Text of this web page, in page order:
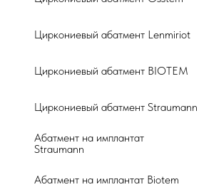
Абатмент на имплантат
Straumann
Циркониевый абатмент Lenmiriot
Абатмент на имплантат Biotem
Циркониевый абатмент Straumann
Циркониевый абатмент BIOTEM